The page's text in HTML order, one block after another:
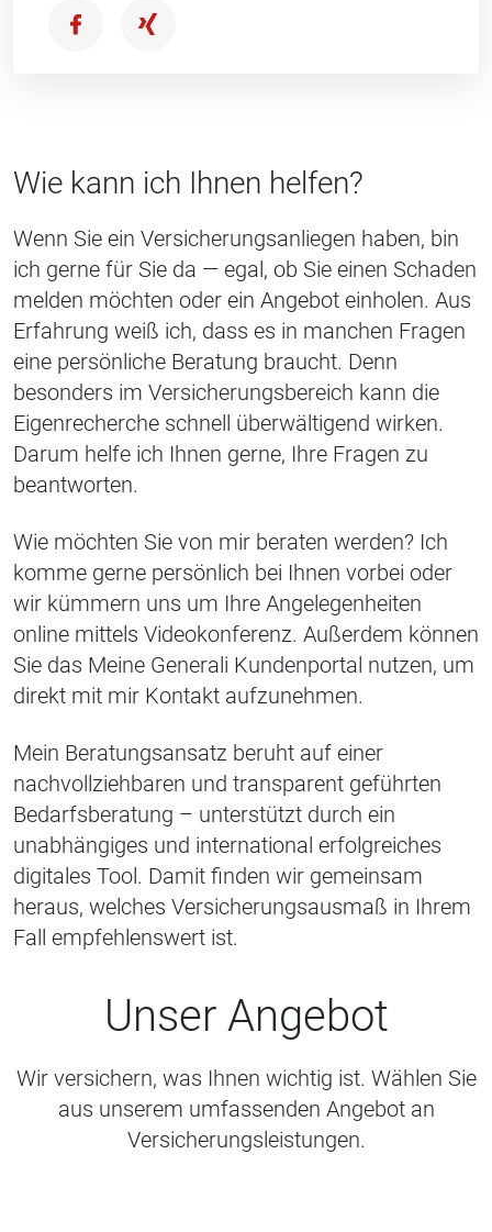
Wie kann ich Ihnen helfen?
Wenn Sie ein Versicherungsanliegen haben, bin
ich gerne für Sie da — egal, ob Sie einen Schaden
melden möchten oder ein Angebot einholen. Aus
Erfahrung weiß ich, dass es in manchen Fragen
eine persönliche Beratung braucht. Denn
besonders im Versicherungsbereich kann die
Eigenrecherche schnell überwältigend wirken.
Darum helfe ich Ihnen gerne, Ihre Fragen zu
beantworten.
Wie möchten Sie von mir beraten werden? Ich
komme gerne persönlich bei Ihnen vorbei oder
wir kümmern uns um Ihre Angelegenheiten
online mittels Videokonferenz. Außerdem können
Sie das Meine Generali Kundenportal nutzen, um
direkt mit mir Kontakt aufzunehmen.
Mein Beratungsansatz beruht auf einer
nachvollziehbaren und transparent geführten
Bedarfsberatung – unterstützt durch ein
unabhängiges und international erfolgreiches
digitales Tool. Damit finden wir gemeinsam
heraus, welches Versicherungsausmaß in Ihrem
Fall empfehlenswert ist.
Unser Angebot
Wir versichern, was Ihnen wichtig ist. Wählen Sie
aus unserem umfassenden Angebot an
Versicherungsleistungen.